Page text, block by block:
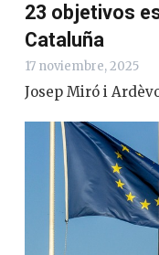
23 objetivos
Cataluña
17 noviembre, 2025
Josep Miró i